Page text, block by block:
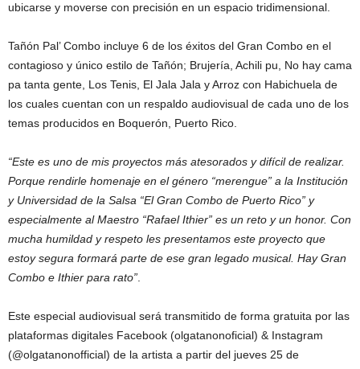
ubicarse y moverse con precisión en un espacio tridimensional.
Tañón Pal’ Combo incluye 6 de los éxitos del Gran Combo en el
contagioso y único estilo de Tañón; Brujería, Achili pu, No hay cama
pa tanta gente, Los Tenis, El Jala Jala y Arroz con Habichuela de
los cuales cuentan con un respaldo audiovisual de cada uno de los
temas producidos en Boquerón, Puerto Rico.
“Este es uno de mis proyectos más atesorados y difícil de realizar.
Porque rendirle homenaje en el género “merengue” a la Institución
y Universidad de la Salsa “El Gran Combo de Puerto Rico” y
especialmente al Maestro “Rafael Ithier” es un reto y un honor. Con
mucha humildad y respeto les presentamos este proyecto que
estoy segura formará parte de ese gran legado musical. Hay Gran
Combo e Ithier para rato”
Este especial audiovisual será transmitido de forma gratuita por las
plataformas digitales Facebook (olgatanonoficial) & Instagram
(@olgatanonofficial) de la artista a partir del jueves 25 de